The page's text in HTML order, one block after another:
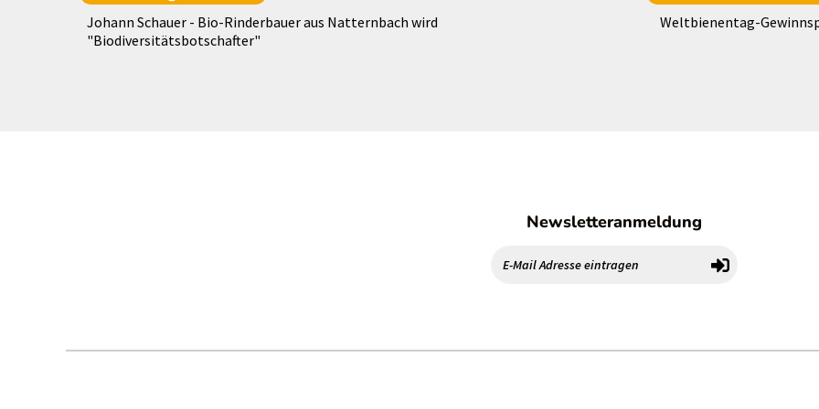
Johann Schauer - Bio-Rinderbauer aus Natternbach wird
"Biodiversitätsbotschafter"
Weltbienentag-
Newsletteranmeldung